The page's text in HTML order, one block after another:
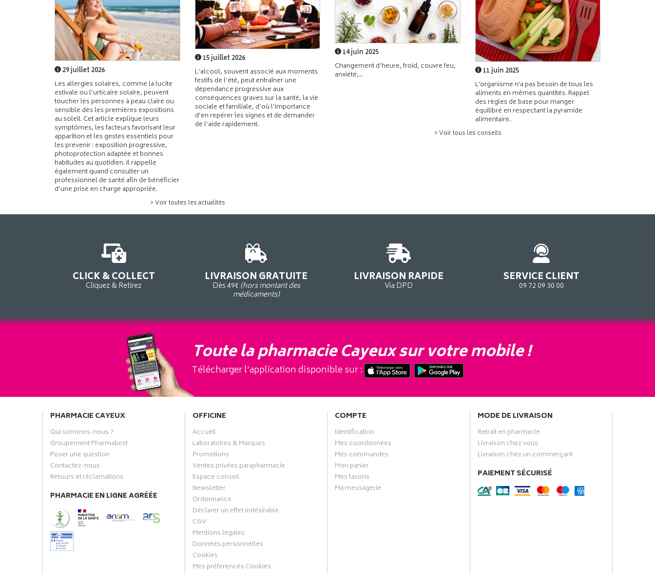
29 juillet 2026
Les allergies solaires, comme la lucite
estivale ou l’urticaire solaire, peuvent
toucher les personnes à peau claire ou
sensible dès les premières expositions
au soleil. Cet article explique leurs
symptômes, les facteurs favorisant leur
apparition et les gestes essentiels pour
les prévenir : exposition progressive,
photoprotection adaptée et bonnes
habitudes au quotidien. Il rappelle
également quand consulter un
professionnel de santé afin de bénéficier
d’une prise en charge appropriée.
15 juillet 2026
L’alcool, souvent associé aux moments
festifs de l’été, peut entraîner une
dépendance progressive aux
conséquences graves sur la santé, la vie
sociale et familiale, d’où l’importance
d’en repérer les signes et de demander
de l’aide rapidement.
> Voir toutes les actualités
14 juin 2025
Changement d’heure, froid, couvre feu,
anxiété,...
11 juin 2025
L'organisme n'a pas besoin de tous les
aliments en mêmes quantités. Rappel
des règles de base pour manger
équilibré en respectant la pyramide
alimentaire.
> Voir tous les conseils
CLICK & COLLECT
Cliquez & Retirez
LIVRAISON GRATUITE
Dès 49€ (hors montant des
médicaments)
LIVRAISON RAPIDE
Via DPD
SERVICE CLIENT
09 72 09 30 00
Toute la pharmacie Cayeux sur votre mobile !
Télécharger l’application disponible sur :
PHARMACIE CAYEUX
Qui sommes-nous ?
Groupement Pharmabest
Poser une question
Contactez-nous
Retours et réclamations
PHARMACIE EN LIGNE AGRÉÉE
OFFICINE
Accueil
Laboratoires & Marques
Promotions
Ventes privées parapharmacie
Espace conseil
Newsletter
Ordonnance
Déclarer un effet indésirable
CGV
Mentions légales
Données personnelles
Cookies
Mes préférences Cookies
COMPTE
Identification
Mes coordonnées
Mes commandes
Mon panier
Mes favoris
Ma messagerie
MODE DE LIVRAISON
Retrait en pharmacie
Livraison chez vous
Livraison chez un commerçant
PAIEMENT SÉCURISÉ